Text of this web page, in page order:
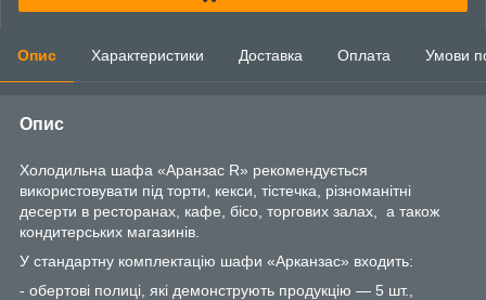
Опис Характеристики Доставка Оплата Умови
Опис
Холодильна шафа «Аранзас R» рекомендується
використовувати під торти, кекси, тістечка, різноманітні
десерти в ресторанах, кафе, бісо, торгових залах, а також
кондитерських магазинів.
У стандартну комплектацію шафи «Арканзас» входить:
- обертові полиці, які демонструють продукцію — 5 шт.,